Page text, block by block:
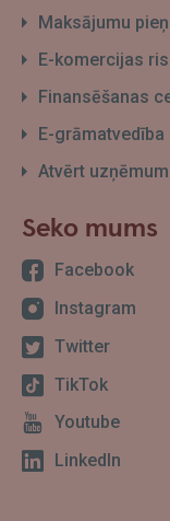
Maksājumu
E-komercijas
Finansēšanas
E-grāmatvedība
Atvērt
Seko mums
Facebook
Instagram
Twitter
TikTok
Youtube
LinkedIn